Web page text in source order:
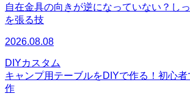
自在金具の向きが逆になっていない？し
を張る技
2026.08.08
DIYカスタム
キャンプ用テーブルをDIYで作る！初心
作